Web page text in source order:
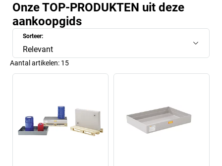
Onze TOP-PRODUKTEN uit deze
aankoopgids
Sorteer:
Relevant
Aantal artikelen: 15